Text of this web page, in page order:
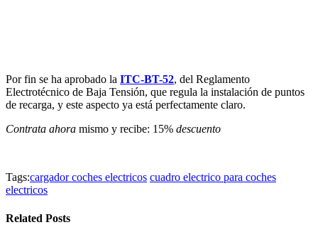
Por fin se ha aprobado la ITC-BT-52, del Reglamento
Electrotécnico de Baja Tensión, que regula la instalación de puntos
de recarga, y este aspecto ya está perfectamente claro.
Contrata ahora mismo y recibe: 15% descuento
Tags:cargador coches electricos cuadro electrico para coches
electricos
Related Posts